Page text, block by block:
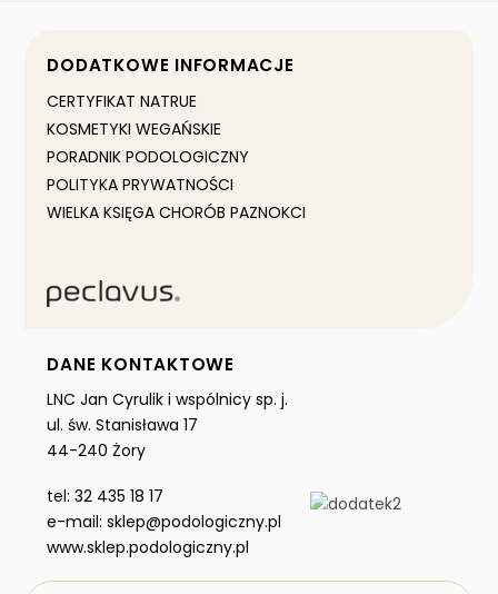
DODATKOWE INFORMACJE
CERTYFIKAT NATRUE
KOSMETYKI WEGAŃSKIE
PORADNIK PODOLOGICZNY
POLITYKA PRYWATNOŚCI
WIELKA KSIĘGA CHORÓB PAZNOKCI
DANE KONTAKTOWE
LNC Jan Cyrulik i wspólnicy sp. j.
ul. św. Stanisława 17
44-240 Żory
tel: 32 435 18 17
e-mail: sklep@podologiczny.pl
www.sklep.podologiczny.pl